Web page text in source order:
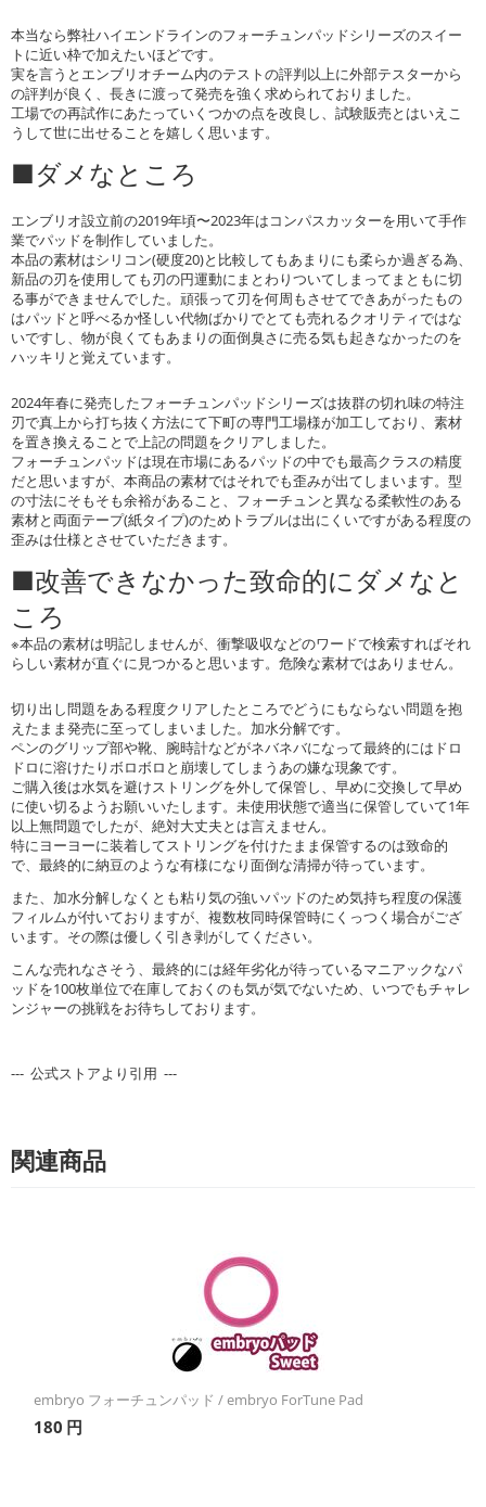
本当なら弊社ハイエンドラインのフォーチュンパッドシリーズのスイー
トに近い枠で加えたいほどです。
実を言うとエンブリオチーム内のテストの評判以上に外部テスターから
の評判が良く、長きに渡って発売を強く求められておりました。
工場での再試作にあたっていくつかの点を改良し、試験販売とはいえこ
うして世に出せることを嬉しく思います。
■ダメなところ
エンブリオ設立前の2019年頃〜2023年はコンパスカッターを用いて手作
業でパッドを制作していました。
本品の素材はシリコン(硬度20)と比較してもあまりにも柔らか過ぎる為、
新品の刃を使用しても刃の円運動にまとわりついてしまってまともに切
る事ができませんでした。頑張って刃を何周もさせてできあがったもの
はパッドと呼べるか怪しい代物ばかりでとても売れるクオリティではな
いですし、物が良くてもあまりの面倒臭さに売る気も起きなかったのを
ハッキリと覚えています。
2024年春に発売したフォーチュンパッドシリーズは抜群の切れ味の特注
刃で真上から打ち抜く方法にて下町の専門工場様が加工しており、素材
を置き換えることで上記の問題をクリアしました。
フォーチュンパッドは現在市場にあるパッドの中でも最高クラスの精度
だと思いますが、本商品の素材ではそれでも歪みが出てしまいます。型
の寸法にそもそも余裕があること、フォーチュンと異なる柔軟性のある
素材と両面テープ(紙タイプ)のためトラブルは出にくいですがある程度の
歪みは仕様とさせていただきます。
■改善できなかった致命的にダメなと
ころ
※本品の素材は明記しませんが、衝撃吸収などのワードで検索すればそれ
らしい素材が直ぐに見つかると思います。危険な素材ではありません。
切り出し問題をある程度クリアしたところでどうにもならない問題を抱
えたまま発売に至ってしまいました。加水分解です。
ペンのグリップ部や靴、腕時計などがネバネバになって最終的にはドロ
ドロに溶けたりボロボロと崩壊してしまうあの嫌な現象です。
ご購入後は水気を避けストリングを外して保管し、早めに交換して早め
に使い切るようお願いいたします。未使用状態で適当に保管していて1年
以上無問題でしたが、絶対大丈夫とは言えません。
特にヨーヨーに装着してストリングを付けたまま保管するのは致命的
で、最終的に納豆のような有様になり面倒な清掃が待っています。
また、加水分解しなくとも粘り気の強いパッドのため気持ち程度の保護
フィルムが付いておりますが、複数枚同時保管時にくっつく場合がござ
います。その際は優しく引き剥がしてください。
こんな売れなさそう、最終的には経年劣化が待っているマニアックなパ
ッドを100枚単位で在庫しておくのも気が気でないため、いつでもチャレ
ンジャーの挑戦をお待ちしております。
--- 公式ストアより引用 ---
関連商品
embryo フォーチュンパッド / embryo ForTune Pad
180 円